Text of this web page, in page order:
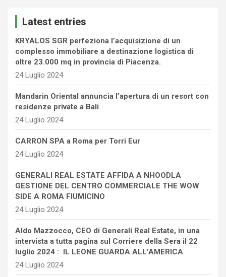
Latest entries
KRYALOS SGR perfeziona l’acquisizione di un
complesso immobiliare a destinazione logistica di
oltre 23.000 mq in provincia di Piacenza.
24 Luglio 2024
Mandarin Oriental annuncia l’apertura di un resort con
residenze private a Bali
24 Luglio 2024
CARRON SPA a Roma per Torri Eur
24 Luglio 2024
GENERALI REAL ESTATE AFFIDA A NHOODLA
GESTIONE DEL CENTRO COMMERCIALE THE WOW
SIDE A ROMA FIUMICINO
24 Luglio 2024
Aldo Mazzocco, CEO di Generali Real Estate, in una
intervista a tutta pagina sul Corriere della Sera il 22
luglio 2024 : IL LEONE GUARDA ALL’AMERICA
24 Luglio 2024